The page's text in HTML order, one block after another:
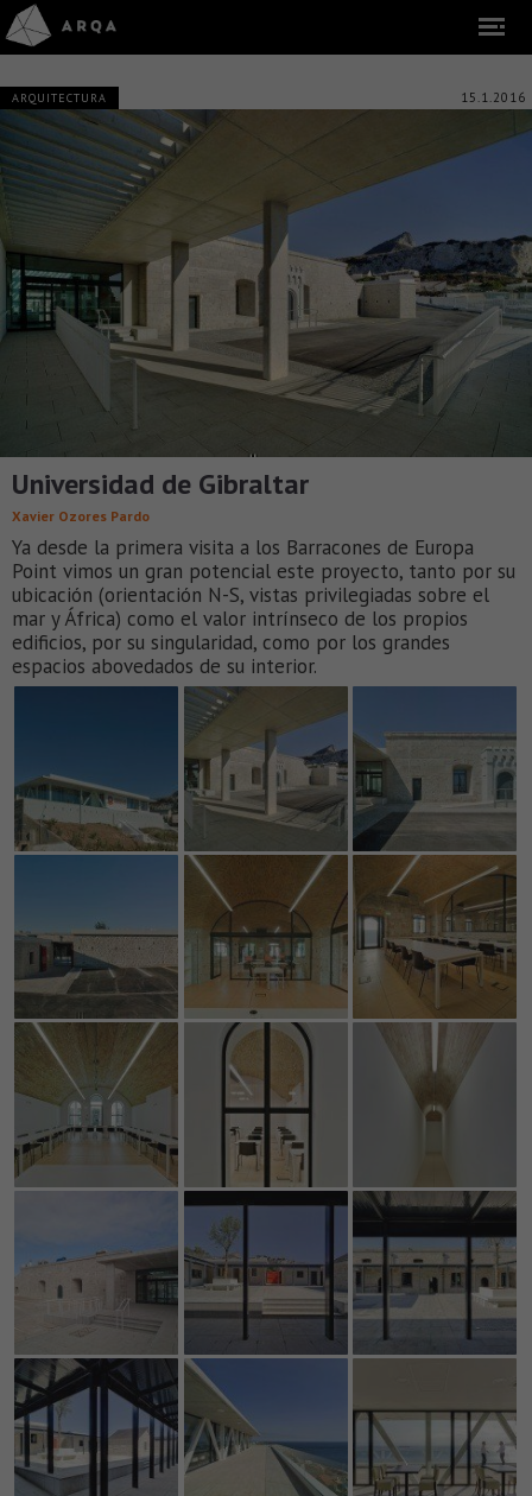
ARQUITECTURA 15.1.2016
Universidad de Gibraltar
Xavier Ozores Pardo
Ya desde la primera visita a los Barracones de Europa
Point vimos un gran potencial este proyecto, tanto por su
ubicación (orientación N-S, vistas privilegiadas sobre el
mar y África) como el valor intrínseco de los propios
edificios, por su singularidad, como por los grandes
espacios abovedados de su interior.